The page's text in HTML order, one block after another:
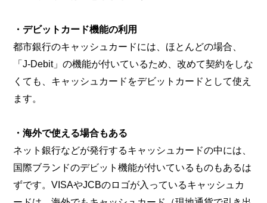
・デビットカード機能の利用
都市銀行のキャッシュカードには、ほとんどの場合、
「J-Debit」の機能が付いているため、改めて契約をしな
くても、キャッシュカードをデビットカードとして使え
ます。
・海外で使える場合もある
ネット銀行などが発行するキャッシュカードの中には、
国際ブランドのデビット機能が付いているものもあるは
ずです。VISAやJCBのロゴが入っているキャッシュカ